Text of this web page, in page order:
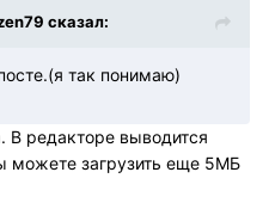
сказал:
так понимаю)
В редакторе выводится
можете загрузить еще 5МБ